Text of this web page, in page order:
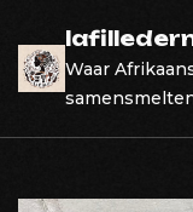
contentWaar